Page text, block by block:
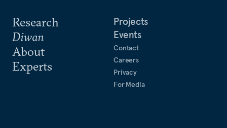
Research
Diwan
About
Experts
Projects
Events
Contact
Careers
Privacy
For Media